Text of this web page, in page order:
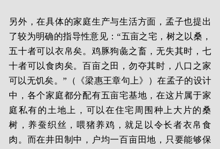
另外，在具体的家庭生产与生活方面，孟子也提出
了较为明确的指导性意见：“五亩之宅，树之以桑，
五十者可以衣帛矣。鸡豚狗彘之畜，无失其时，七
十者可以食肉矣。百亩之田，勿夺其时，八口之家
可以无饥矣。”（《梁惠王章句上》）在孟子的设计
中，各个家庭都分配有五亩宅基地，在这片属于家
庭私有的土地上，可以在住宅周围种上大片的桑
树，养蚕织丝，喂猪养鸡，就足以令长者衣帛食
肉。而在井田制中，户均一百亩田地，只要能够保